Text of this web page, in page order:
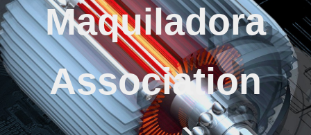
Maquiladora
Association